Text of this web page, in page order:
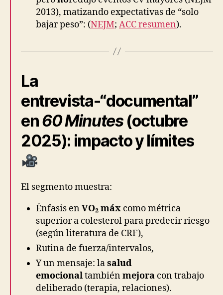
2013), matizando expectativas de “solo
bajar peso”: (NEJM; ACC resumen).
La
entrevista-“documental”
en60 Minutes(octubre
2025): impacto y límites
El segmento muestra:
Énfasis enVO₂ máx como métrica
superior a colesterol para predecir riesgo
(según literatura de CRF),
Rutina de fuerza/intervalos,
Y un mensaje: lasalud
emocionaltambiénmejora con trabajo
deliberado (terapia, relaciones).